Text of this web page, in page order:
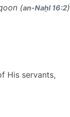
(an-Naḥl 16:2)
His servants,